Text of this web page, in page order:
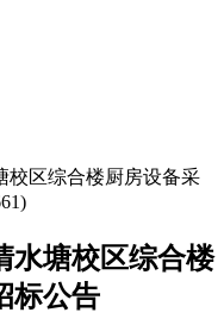
校区综合楼厨房设备采
水塘校区综合楼
标公告